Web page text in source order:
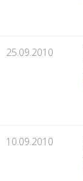
25.09.2010
10.09.2010